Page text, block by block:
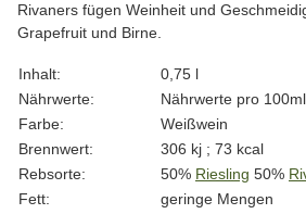
Rivaners fügen Weinheit und
Grapefruit und Birne.
Produkteigenschaft
Wert
Inhalt:
0,75 l
Nährwerte:
Nährwerte pro 100ml
Farbe:
Weißwein
Brennwert:
306 kj ; 73 kcal
Rebsorte:
50% Riesling 50%
Fett:
geringe Mengen